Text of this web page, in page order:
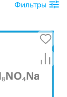
Фильтры